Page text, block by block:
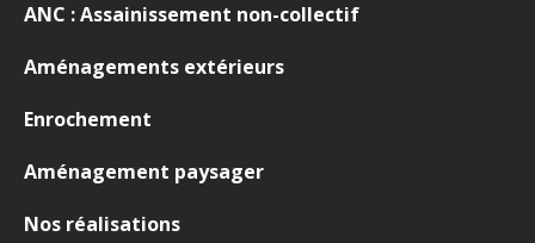
ANC : Assainissement non-collectif
Aménagements extérieurs
Enrochement
Aménagement paysager
Nos réalisations